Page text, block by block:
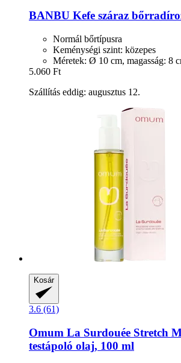
BANBU Kefe száraz
Normál bőrtípusra
Keménységi szint: közepes
Méretek: Ø 10 cm, magasság: 8
5.060 Ft
Szállítás eddig: augusztus 12.
Kosár
3.6 (61)
Omum La Surdouée Stretch
testápoló olaj, 100 ml